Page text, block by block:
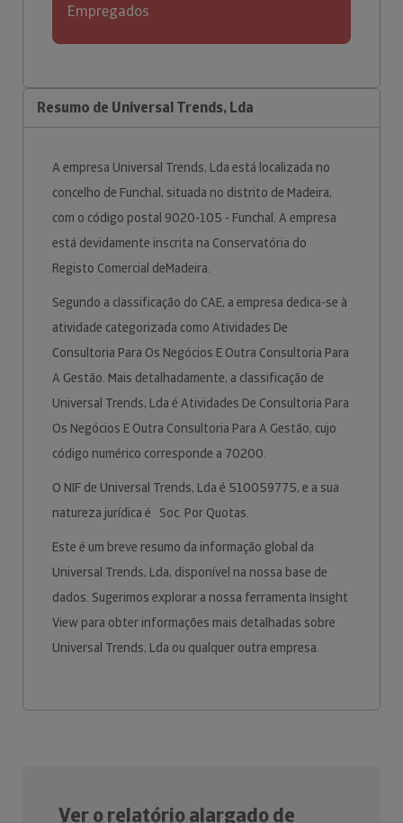
Empregados
Resumo de Universal Trends, Lda
A empresa Universal Trends, Lda está localizada no
concelho de Funchal, situada no distrito de Madeira,
com o código postal 9020-105 - Funchal. A empresa
está devidamente inscrita na Conservatória do
Registo Comercial deMadeira.
Segundo a classificação do CAE, a empresa dedica-se à
atividade categorizada como Atividades De
Consultoria Para Os Negócios E Outra Consultoria Para
A Gestão. Mais detalhadamente, a classificação de
Universal Trends, Lda é Atividades De Consultoria Para
Os Negócios E Outra Consultoria Para A Gestão, cujo
código numérico corresponde a 70200.
O NIF de Universal Trends, Lda é 510059775, e a sua
natureza jurídica é Soc. Por Quotas.
Este é um breve resumo da informação global da
Universal Trends, Lda, disponível na nossa base de
dados. Sugerimos explorar a nossa ferramenta Insight
View para obter informações mais detalhadas sobre
Universal Trends, Lda ou qualquer outra empresa.
Ver o relatório alargado de